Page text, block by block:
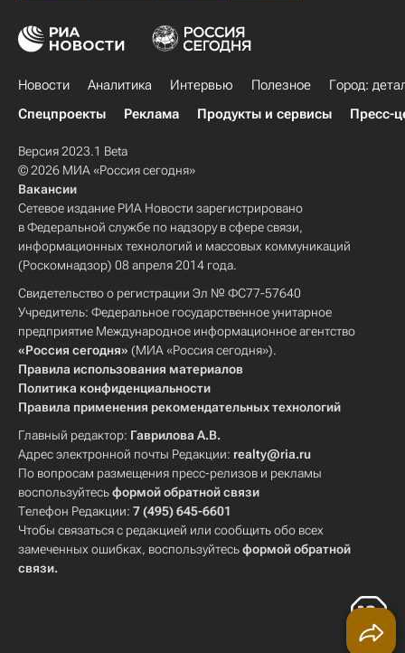
Новости Аналитика Интервью Полезное
Город:
Спецпроекты
Реклама Продукты и сервисы Пресс-
Версия 2023.1 Beta
© 2026 МИА «Россия сегодня»
Вакансии
Сетевое издание РИА Новости зарегистрировано
в Федеральной службе по надзору в сфере связи,
информационных технологий и массовых коммуникаций
(Роскомнадзор) 08 апреля 2014 года.
Свидетельство о регистрации Эл № ФС77-57640
Учредитель: Федеральное государственное унитарное
предприятие Международное информационное агентство
«Россия сегодня» (МИА «Россия сегодня»).
Правила использования материалов
Политика конфиденциальности
Правила применения рекомендательных технологий
Главный редактор: Гаврилова А.В.
Адрес электронной почты Редакции: realty@ria.ru
По вопросам размещения пресс-релизов и рекламы
воспользуйтесьформой обратной связи
Телефон Редакции: 7 (495) 645-6601
Чтобы связаться с редакцией или сообщить обо всех
замеченных ошибках, воспользуйтесьформой обратной
связи.